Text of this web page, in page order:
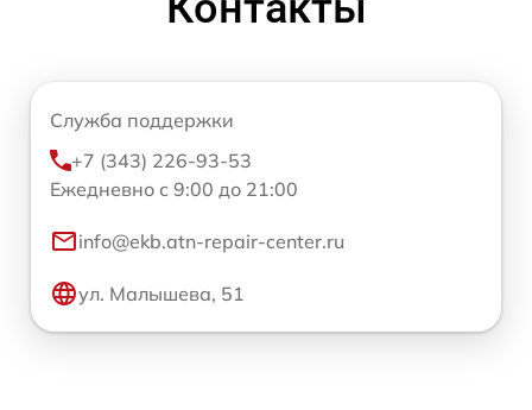
Служба поддержки
+7 (343) 226-93-53
Ежедневно с 9:00 до 21:00
info@ekb.atn-repair-center.ru
ул. Малышева, 51